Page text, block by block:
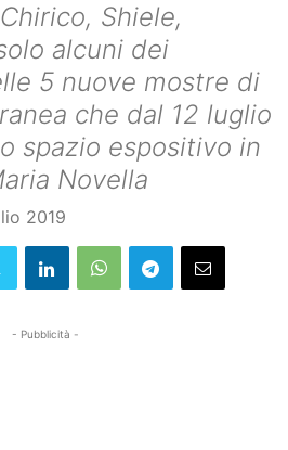
Shiele,
alcuni dei
5 nuove mostre di
che dal 12 luglio
spazio espositivo in
Novella
2019
- Pubblicità -